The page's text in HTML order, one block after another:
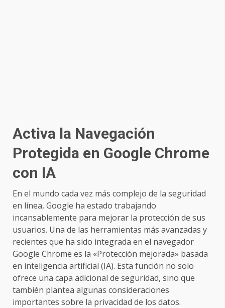
Activa la Navegación
Protegida en Google Chrome
con IA
En el mundo cada vez más complejo de la seguridad
en línea, Google ha estado trabajando
incansablemente para mejorar la protección de sus
usuarios. Una de las herramientas más avanzadas y
recientes que ha sido integrada en el navegador
Google Chrome es la «Protección mejorada» basada
en inteligencia artificial (IA). Esta función no solo
ofrece una capa adicional de seguridad, sino que
también plantea algunas consideraciones
importantes sobre la privacidad de los datos.